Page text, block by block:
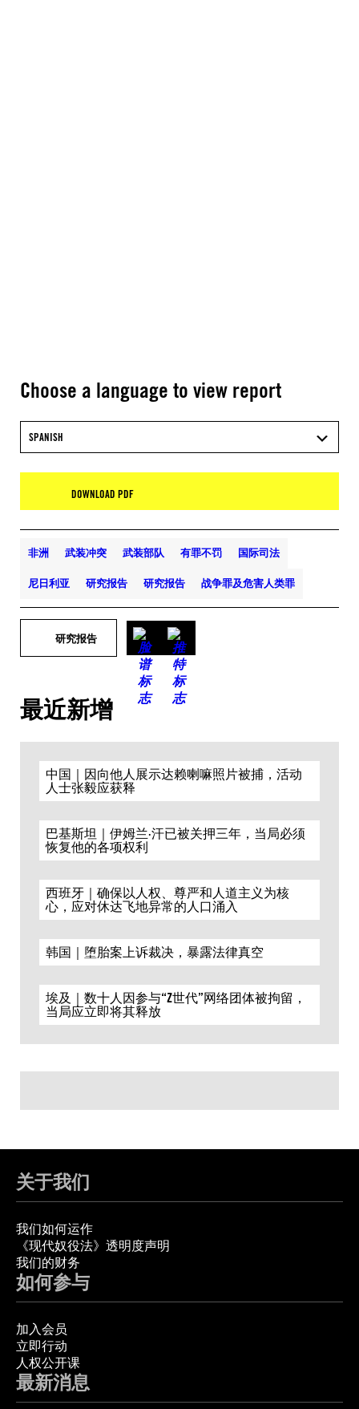
Choose a language to view report
SPANISH
DOWNLOAD PDF
非洲 武装冲突 武装部队 有罪不罚 国际司法
尼日利亚 研究报告 研究报告 战争罪及危害人类罪
研究报告
最近新增
中国｜因向他人展示达赖喇嘛照片被捕，活动
人士张毅应获释
巴基斯坦｜伊姆兰·汗已被关押三年，当局必须
恢复他的各项权利
西班牙｜确保以人权、尊严和人道主义为核
心，应对休达飞地异常的人口涌入
韩国｜堕胎案上诉裁决，暴露法律真空
埃及｜数十人因参与“Z世代”网络团体被拘留，
当局应立即将其释放
关于我们
我们如何运作
《现代奴役法》透明度声明
我们的财务
如何参与
加入会员
立即行动
人权公开课
最新消息